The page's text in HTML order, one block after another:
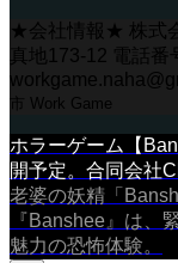
★会社情報★ 株式
真地173-12 電話番
市 Work Game
ホラーゲーム【
開予定。合同会社
老婆の妖精「
『Banshee』は、
魅力の恐怖体験。